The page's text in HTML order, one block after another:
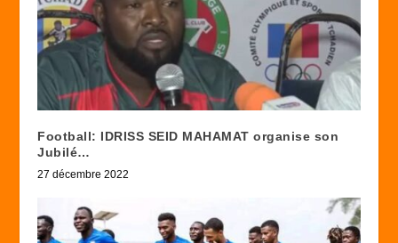
Football: IDRISS SEID MAHAMAT organise son
Jubilé…
27 décembre 2022